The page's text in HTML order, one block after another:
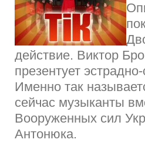
действие. Виктор
презентует
Именно так
сейчас музыканты
Вооруженных сил
Антонюка.